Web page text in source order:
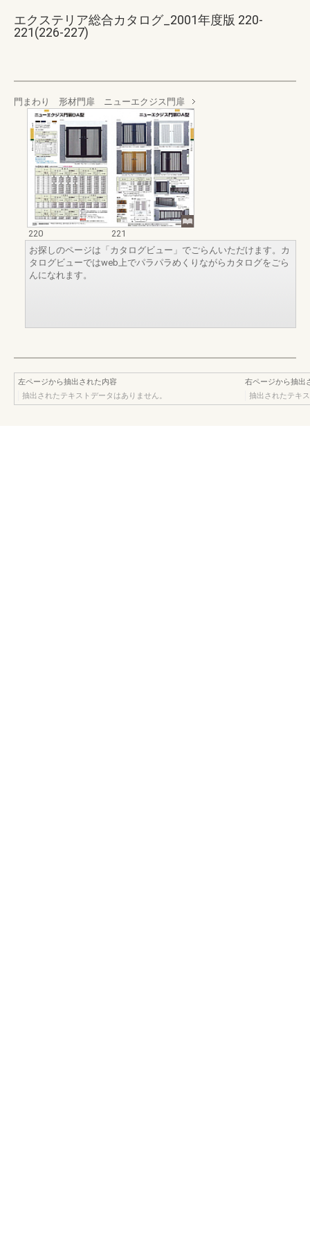
エクステリア総合カタログ_2001年度版 220-
221(226-227)
門まわり 形材門扉 ニューエクジス門扉
220
221
お探しのページは「カタログビュー」でごらんいただけます。カ
タログビューではweb上でパラパラめくりながらカタログをごら
んになれます。
左ページから抽出された内容
抽出されたテキストデータはありません。
右ページから抽出
抽出されたテキ